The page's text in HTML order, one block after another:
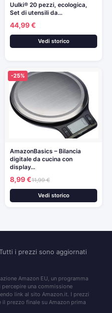
Uulki® 20 pezzi, ecologica,
Set di utensili da…
44,99 €
Vedi storico
-25%
AmazonBasics – Bilancia
digitale da cucina con
display…
8,99 €11,99 €
Vedi storico
i prezzi sono aggiornati
Amazon EU, un programma
una commissione
link al sito Amazon.it. I prezzi
prezzo finale su Amazon prima